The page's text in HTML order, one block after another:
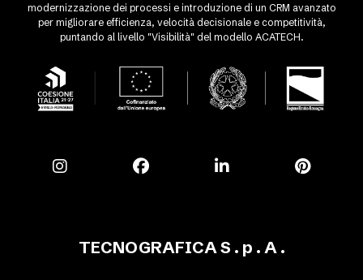
modernizzazione dei processi e introduzione di un CRM avanzato
per migliorare efficienza, velocità decisionale e competitività,
puntando al livello "Visibilità" del modello ACATECH.
TECNOGRAFICA S . p . A .